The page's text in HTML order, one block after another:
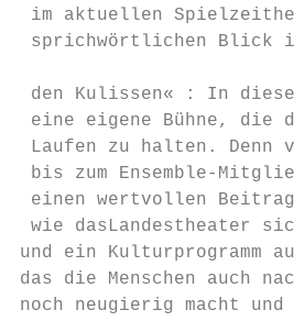
im aktuellen
sprichwört­lichen Blick
den Kulissen« : In
eine eigene Bühne, die
Laufen zu halten.
bis zum Ensemble-
einen wertvollen
wie
und ein
das die Menschen
noch neugierig